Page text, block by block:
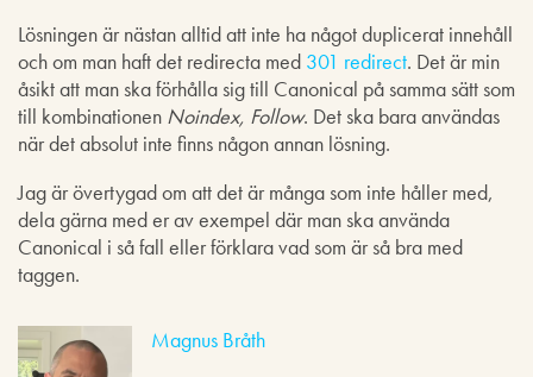
Lösningen är nästan alltid att inte ha något duplicerat innehåll
och om man haft det redirecta med 301 redirect. Det är min
åsikt att man ska förhålla sig till Canonical på samma sätt som
till kombinationen Noindex, Follow. Det ska bara användas
när det absolut inte finns någon annan lösning.
Jag är övertygad om att det är många som inte håller med,
dela gärna med er av exempel där man ska använda
Canonical i så fall eller förklara vad som är så bra med
taggen.
Magnus Bråth